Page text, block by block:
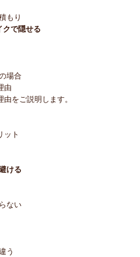
もり
クで隠せる
場合
由
をご説明します。
ット
ける
ない
う